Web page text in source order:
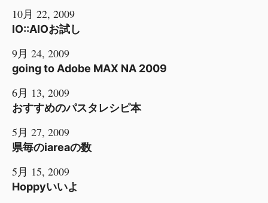
10月 22, 2009
IO::AIOお試し
9月 24, 2009
going to Adobe MAX NA 2009
6月 13, 2009
おすすめのパスタレシピ本
5月 27, 2009
県毎のiareaの数
5月 15, 2009
Hoppyいいよ